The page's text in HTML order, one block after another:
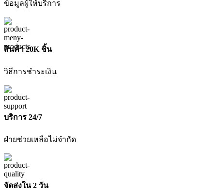
(เฉพาะ
เครื่อง)
DEWALT
ชิ้น
ข้อมูลผู้ให้บริการ
สินค้า 20K ชิ้น
วิธีการชำระเงิน
บริการ 24/7
ฝ่ายช่วยเหลือไม่จำกัด
จัดส่งใน 2 วัน